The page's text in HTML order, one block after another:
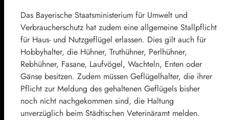
Das Bayerische Staatsministerium für Umwelt und
Verbraucherschutz hat zudem eine allgemeine Stallpflicht
für Haus- und Nutzgeflügel erlassen. Dies gilt auch für
Hobbyhalter, die Hühner, Truthühner, Perlhühner,
Rebhühner, Fasane, Laufvögel, Wachteln, Enten oder
Gänse besitzen. Zudem müssen Geflügelhalter, die ihrer
Pflicht zur Meldung des gehaltenen Geflügels bisher
noch nicht nachgekommen sind, die Haltung
unverzüglich beim Städtischen Veterinäramt melden.